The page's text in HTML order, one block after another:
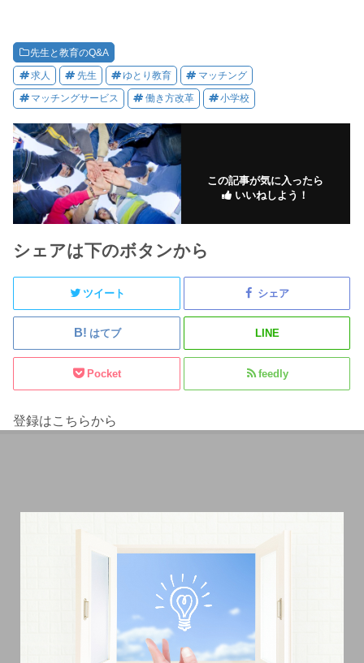
先生と教育のQ&A
求人 先生 ゆとり教育 マッチング
マッチングサービス 働き方改革 小学校
この記事が気に入ったら
いいねしよう！
シェアは下のボタンから
ツイート シェア
はてブ LINE
Pocket feedly
登録はこちらから